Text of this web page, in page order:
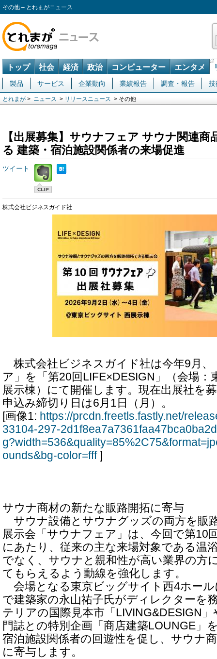
その他 – とれまがニュース
トップ 社会 経済 政治 コンピューター エンタメ
製品 サービス 企業動向 業績報告 調査・報告 技
とれまが > ニュース > リリースニュース > その他
【出展募集】サウナフェア サウナ関連商
る 建築・宿泊施設関係者の来場促進
ツイート
株式会社ビジネスガイド社
株式会社ビジネスガイド社は今年9月、
ア」を「第20回LIFE×DESIGN」（会場
展示棟）にて開催します。現在出展社を
申込み締切り日は6月1日（月）。
[画像1: https://prcdn.freetls.fastly.net/
33104-297-
ounds&bg-color=fff]
サウナ商材の新たな販路開拓に寄与
サウナ設備とサウナグッズの両方を販
展示会「サウナフェア」は、今回で第10
にあたり、従来の主な来場対象である温
でなく、サウナと親和性が高い業界の方
てもらえるよう動線を強化します。
会場となる東京ビッグサイト西4ホー
で建築家の永山祐子氏がディレクターを
テリアの国際見本市「LIVING&DESIGN
門誌との特別企画「商店建築LOUNGE」
宿泊施設関係者の回遊性を促し、サウナ
に寄与します。